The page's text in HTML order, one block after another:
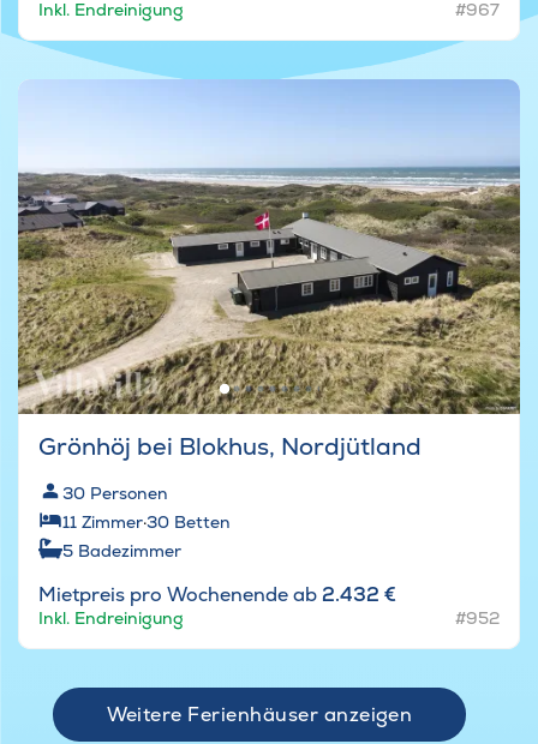
Inkl. Endreinigung #967
Grönhöj bei Blokhus, Nordjütland
30 Personen
11 Zimmer·30 Betten
5 Badezimmer
Mietpreis pro Wochenende ab 2.432 €
Inkl. Endreinigung #952
Weitere Ferienhäuser anzeigen